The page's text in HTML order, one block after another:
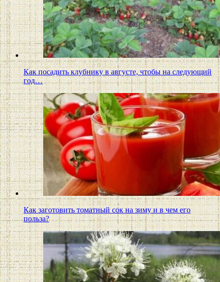
Как посадить клубнику в августе, чтобы на следующий
год…
Как заготовить томатный сок на зиму и в чем его
польза?